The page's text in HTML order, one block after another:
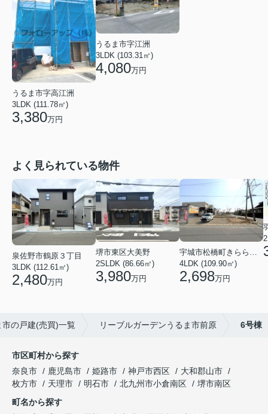
うるま市字高江洲
3LDK (111.78㎡)
3,380万円
うるま市字江洲
3LDK (103.31㎡)
4,080万円
よく見られている物件
泉佐野市鶴原３丁目
3LDK (112.61㎡)
2,480万円
堺市東区大美野
2SLDK (86.66㎡)
3,980万円
宇城市松橋町きらら３丁目
4LDK (109.90㎡)
2,698万円
市の戸建(売買)一覧 リーブルガーデンうるま市前原 6号棟
市区町村から探す
奈良市
鹿児島市 姫路市 神戸市西区
大和郡山市
枚方市
天理市 明石市 北九州市小倉南区
堺市南区
町名から探す